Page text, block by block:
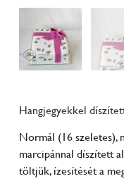
Hangjegyekkel
Normál (16 szeletes),
marcipánnal díszített
töltjük, ízesítését a